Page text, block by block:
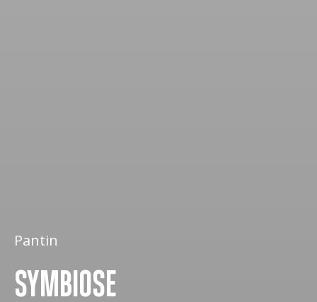
Pantin
SYMBIOSE